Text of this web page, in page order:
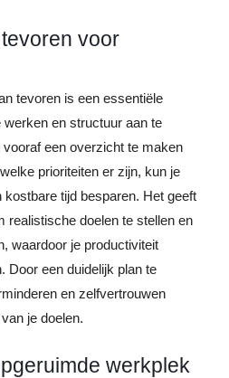
voor
tevoren is een essentiële
en structuur aan te
een overzicht te maken
prioriteiten er zijn, kun je
tijd besparen. Het geeft
realistische doelen te stellen en
waardoor je productiviteit
Door een duidelijk plan te
en zelfvertrouwen
je doelen.
werkplek